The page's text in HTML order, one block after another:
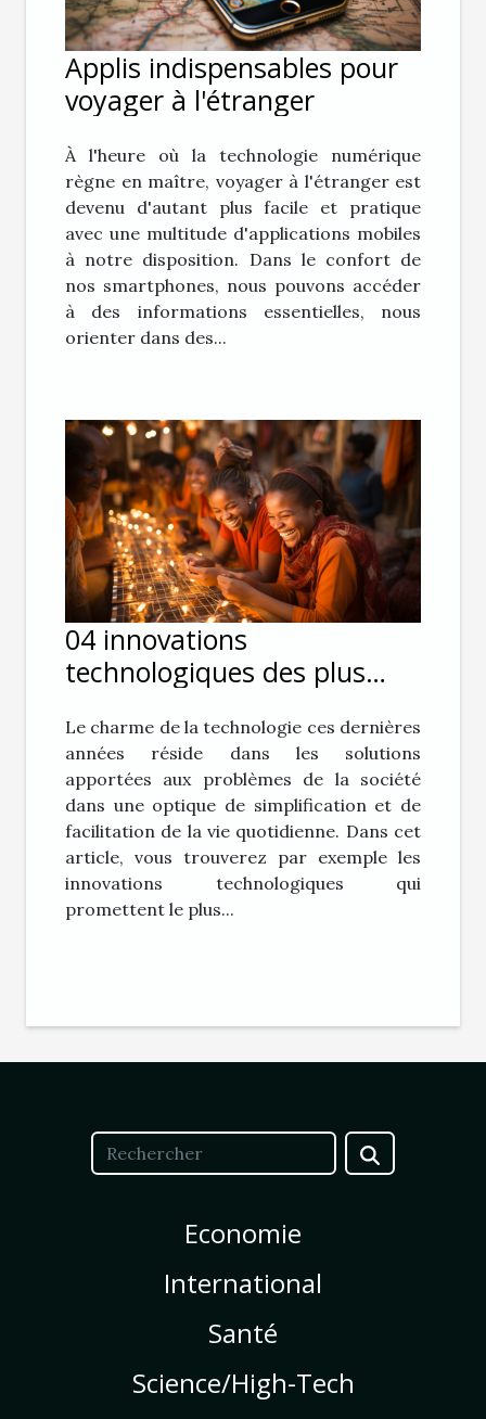
Applis indispensables pour
voyager à l'étranger
À l'heure où la technologie numérique
règne en maître, voyager à l'étranger est
devenu d'autant plus facile et pratique
avec une multitude d'applications mobiles
à notre disposition. Dans le confort de
nos smartphones, nous pouvons accéder
à des informations essentielles, nous
orienter dans des...
04 innovations
technologiques des plus
éradiquer la pauvreté
Le charme de la technologie ces dernières
années réside dans les solutions
apportées aux problèmes de la société
dans une optique de simplification et de
facilitation de la vie quotidienne. Dans cet
article, vous trouverez par exemple les
innovations technologiques qui
promettent le plus...
Economie
International
Santé
Science/High-Tech